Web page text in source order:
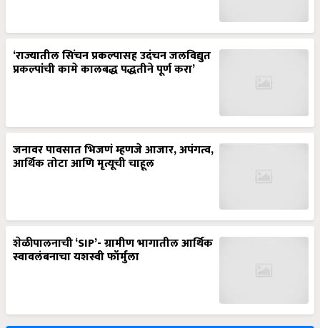
‘राज्यातील सिंचन प्रकल्पासह उदंचन जलविद्युत
प्रकल्पांची कामे कालबद्ध पद्धतीने पूर्ण करा’
जनावर पावसात भिजणं म्हणजे आजार, अपंगत्व,
आर्थिक तोटा आणि मृत्यूची चाहूल
शेळीपालनाची ‘SIP’- ग्रामीण भागातील आर्थिक
स्वावलंबनाचा यशस्वी फॉर्मुला